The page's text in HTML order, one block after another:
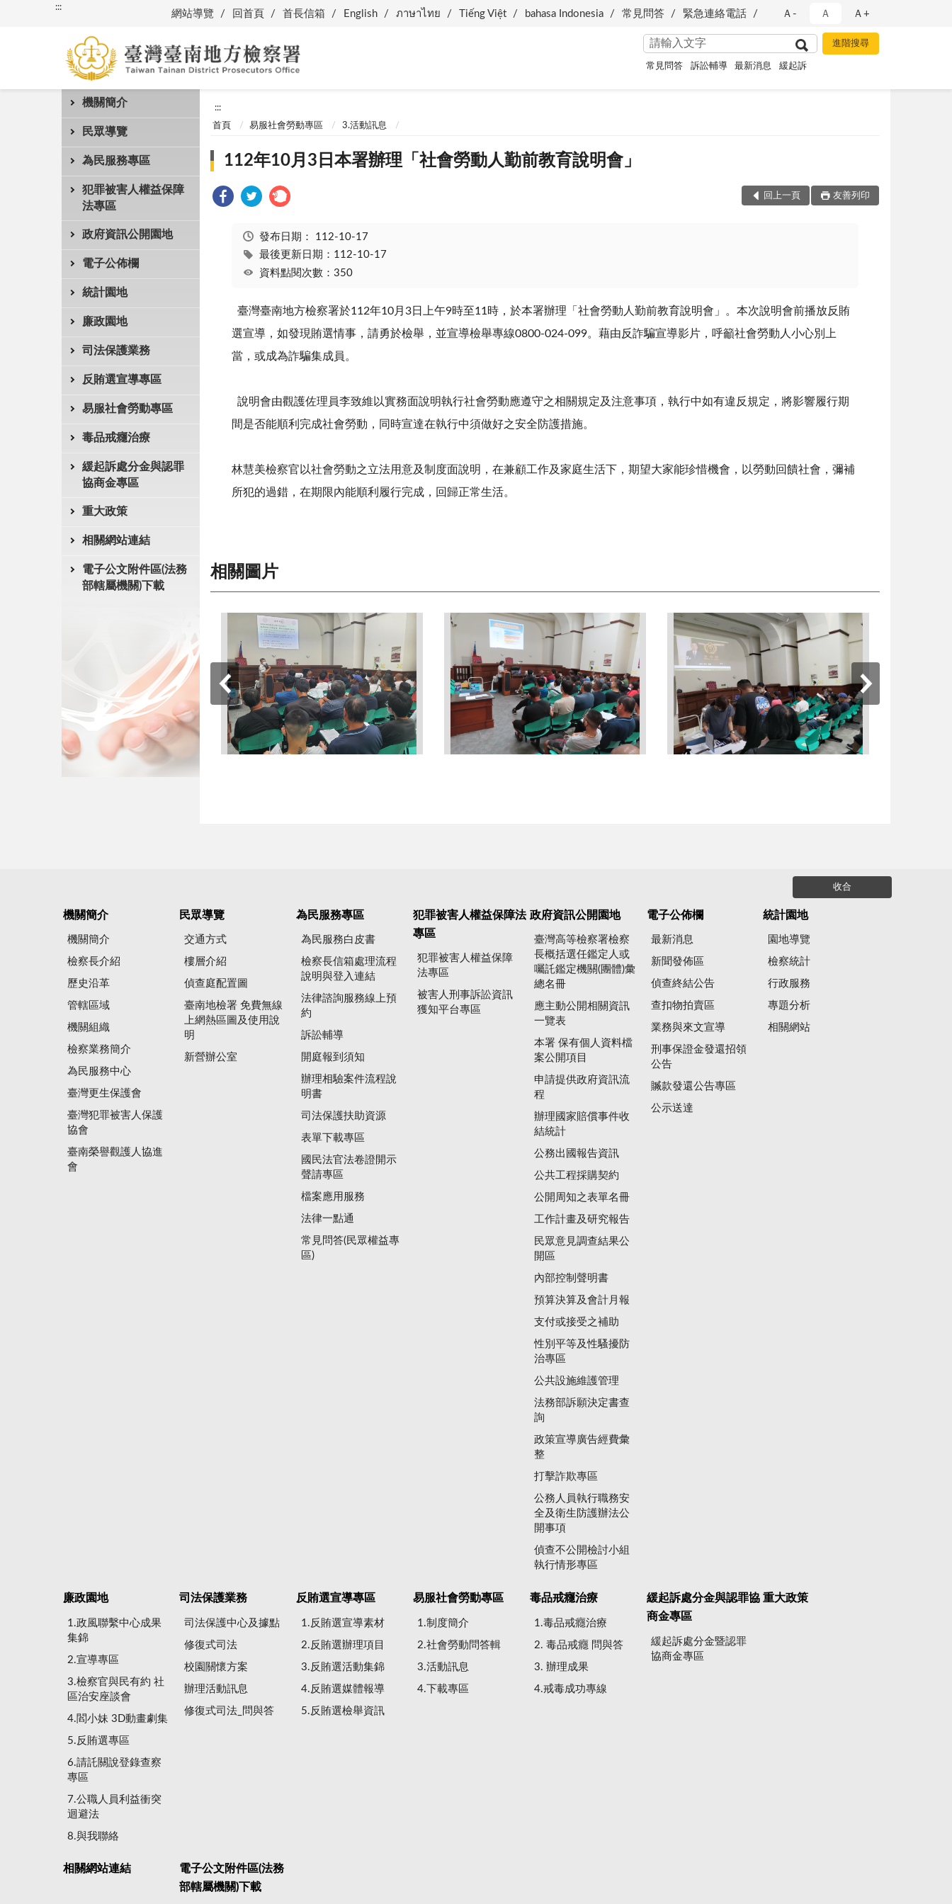
:::
網站導覽 回首頁 首長信箱 English ภาษาไทย Tiếng Việt bahasa Indonesia 常見問答 緊急連絡電話 Ａ- Ａ Ａ+
常見問答 訴訟輔導 最新消息 緩起訴
機關簡介
民眾導覽
為民服務專區
犯罪被害人權益保障
法專區
政府資訊公開園地
電子公佈欄
統計園地
廉政園地
司法保護業務
反賄選宣導專區
易服社會勞動專區
毒品戒癮治療
緩起訴處分金與認罪
協商金專區
重大政策
相關網站連結
電子公文附件區(法務
部轄屬機關)下載
:::
首頁 易服社會勞動專區 3.活動訊息
112年10月3日本署辦理「社會勞動人勤前教育說明會」
回上一頁 友善列印
發布日期： 112-10-17
最後更新日期：112-10-17
資料點閱次數：350
臺灣臺南地方檢察署於112年10月 3日上午9時至11時，於本署辦理「社會勞動人勤前教育說明會」。本次說明會前播放反賄
選宣導，如發現賄選情事，請勇於檢舉，並宣導檢舉專線0800-024-099。藉由反詐騙宣導影片，呼籲社會勞動人小心別上
當，或成為詐騙集成員。
說明會由觀護佐理員李致維以實務面說明執行社會勞動應遵守之相關規定及注意事項，執行中如有違反規定，將影響履行期
間是否能順利完成社會勞動，同時宣達在執行中須做好之安全防護措施。
林慧美檢察官以社會勞動之立法用意及制度面說明，在兼顧工作及家庭生活下，期望大家能珍惜機會，以勞動回饋社會，彌補
所犯的過錯，在期限內能順利履行完成，回歸正常生活。
相關圖片
收合
機關簡介
機關簡介
檢察長介紹
歷史沿革
管轄區域
機關組織
檢察業務簡介
為民服務中心
臺灣更生保護會
臺灣犯罪被害人保護
協會
臺南榮譽觀護人協進
會
民眾導覽
交通方式
樓層介紹
偵查庭配置圖
臺南地檢署 免費無線
上網熱區圖及使用說
明
新營辦公室
為民服務專區
為民服務白皮書
檢察長信箱處理流程
說明與登入連結
法律諮詢服務線上預
約
訴訟輔導
開庭報到須知
辦理相驗案件流程說
明書
司法保護扶助資源
表單下載專區
國民法官法卷證開示
聲請專區
檔案應用服務
法律一點通
常見問答(民眾權益專
區)
犯罪被害人權益保障法
專區
犯罪被害人權益保障
法專區
被害人刑事訴訟資訊
獲知平台專區
政府資訊公開園地
臺灣高等檢察署檢察
長概括選任鑑定人或
囑託鑑定機關(團體)彙
總名冊
應主動公開相關資訊
一覽表
本署 保有個人資料檔
案公開項目
申請提供政府資訊流
程
辦理國家賠償事件收
結統計
公務出國報告資訊
公共工程採購契約
公開周知之表單名冊
工作計畫及研究報告
民眾意見調查結果公
開區
內部控制聲明書
預算決算及會計月報
支付或接受之補助
性別平等及性騷擾防
治專區
公共設施維護管理
法務部訴願決定書查
詢
政策宣導廣告經費彙
整
打擊詐欺專區
公務人員執行職務安
全及衛生防護辦法公
開事項
偵查不公開檢討小組
執行情形專區
電子公佈欄
最新消息
新聞發佈區
偵查終結公告
查扣物拍賣區
業務與來文宣導
刑事保證金發還招領
公告
贓款發還公告專區
公示送達
統計園地
園地導覽
檢察統計
行政服務
專題分析
相關網站
廉政園地
1.政風聯繫中心成果
集錦
2.宣導專區
3.檢察官與民有約 社
區治安座談會
4.閻小妹 3D動畫劇集
5.反賄選專區
6.請託關說登錄查察
專區
7.公職人員利益衝突
迴避法
8.與我聯絡
司法保護業務
司法保護中心及據點
修復式司法
校園關懷方案
辦理活動訊息
修復式司法_問與答
反賄選宣導專區
1.反賄選宣導素材
2.反賄選辦理項目
3.反賄選活動集錦
4.反賄選媒體報導
5.反賄選檢舉資訊
易服社會勞動專區
1.制度簡介
2.社會勞動問答輯
3.活動訊息
4.下載專區
毒品戒癮治療
1.毒品戒癮治療
2. 毒品戒癮 問與答
3. 辦理成果
4.戒毒成功專線
緩起訴處分金與認罪協
商金專區
緩起訴處分金暨認罪
協商金專區
重大政策
相關網站連結
電子公文附件區(法務
部轄屬機關)下載